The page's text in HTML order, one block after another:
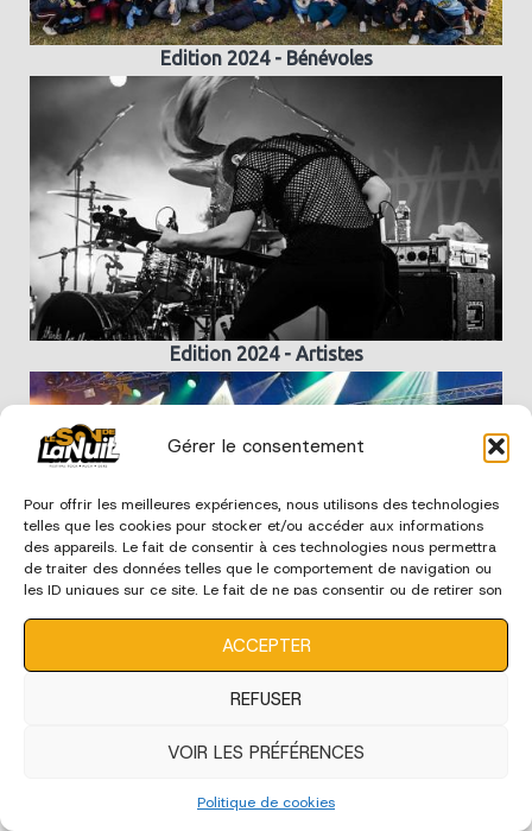
Gérer le consentement
Pour offrir les meilleures expériences, nous utilisons des technologies
telles que les cookies pour stocker et/ou accéder aux informations
des appareils. Le fait de consentir à ces technologies nous permettra
de traiter des données telles que le comportement de navigation ou
les ID uniques sur ce site. Le fait de ne pas consentir ou de retirer son
ACCEPTER
REFUSER
VOIR LES PRÉFÉRENCES
Politique de cookies
Edition 2024 - Bénévoles
Edition 2024 - Artistes
Edition 2024 - Ecoles de Musique
édition 2023